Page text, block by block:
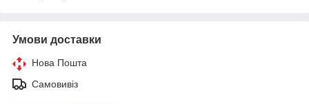
Умови доставки
Нова Пошта
Самовивіз